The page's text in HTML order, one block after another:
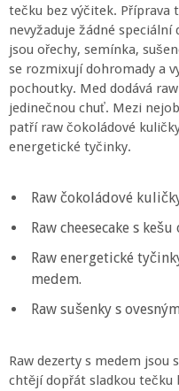
tečku bez výčitek. Příprava
nevyžaduje žádné
jsou ořechy, semínka,
se rozmixují dohromady a
pochoutky. Med dodává
jedinečnou chuť. Mezi
patří raw čokoládové
energetické tyčinky.
Raw čokoládové
Raw cheesecake s
Raw energetické
medem.
Raw sušenky s
Raw dezerty s medem jsou
chtějí dopřát sladkou tečku